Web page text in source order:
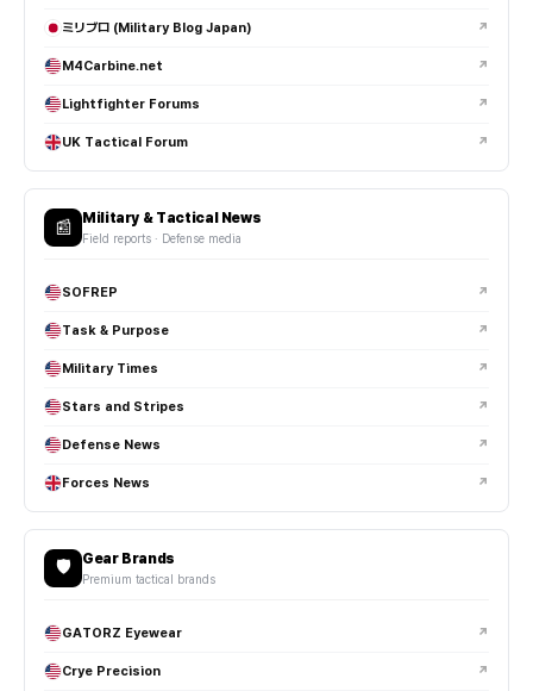
ミリブロ (Military Blog Japan) ↗
M4Carbine.net ↗
Lightfighter Forums ↗
UK Tactical Forum ↗
📰 Military & Tactical News
Field reports · Defense media
SOFREP ↗
Task & Purpose ↗
Military Times ↗
Stars and Stripes ↗
Defense News ↗
Forces News ↗
🛡️ Gear Brands
Premium tactical brands
GATORZ Eyewear ↗
Crye Precision ↗